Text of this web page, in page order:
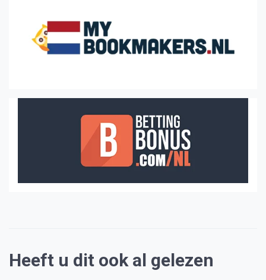
Heeft u dit ook al gelezen